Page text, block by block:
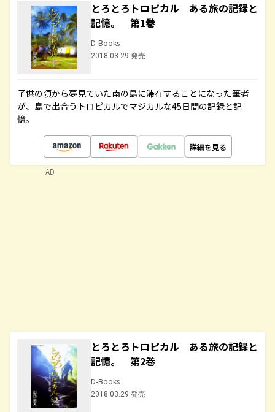
とろとろトロピカル ある旅の記録と
記憶。 第1巻
D-Books
2018.03.29 発売
子供の頃から夢見ていた南の島に滞在することになった筆者
が、島で出合うトロピカルでマジカルな45日間の記録と記
憶。
詳細を見る
とろとろトロピカル ある旅の記録と
記憶。 第2巻
D-Books
2018.03.29 発売
AD